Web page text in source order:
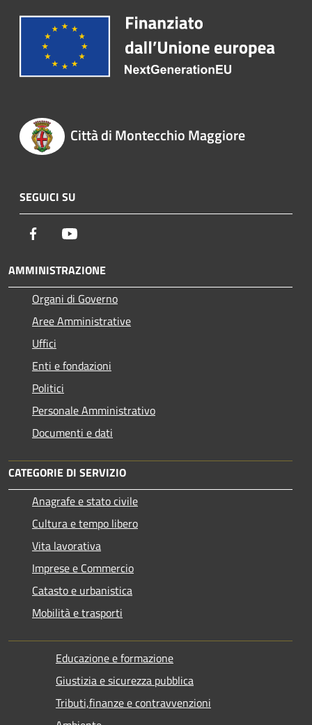
Città di Montecchio Maggiore
SEGUICI SU
Facebook
AMMINISTRAZIONE
Organi di Governo
Aree Amministrative
Uffici
Enti e fondazioni
Politici
Personale Amministrativo
Documenti e dati
CATEGORIE DI SERVIZIO
Anagrafe e stato civile
Cultura e tempo libero
Vita lavorativa
Imprese e Commercio
Catasto e urbanistica
Mobilità e trasporti
Educazione e formazione
Giustizia e sicurezza pubblica
Tributi,finanze e contravvenzioni